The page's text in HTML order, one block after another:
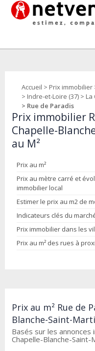
Accueil > Prix immobilier
> Indre-et-Loire (37) > La
> Rue de Paradis
Prix immobilier
Chapelle-
au M²
Prix au m²
Prix au mètre carré et
immobilier local
Estimer le prix au m2 de
Indicateurs clés du
Prix immobilier dans les
Prix au m² des rues à
Prix au m² Rue de
Blanche-Saint-
Basés sur les
Chapelle-Blanche-